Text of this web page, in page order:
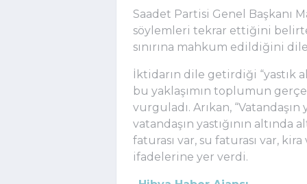
Saadet Partisi Genel Başkanı
söylemleri tekrar ettiğini
sınırına mahkum edildiğini
İktidarın dile getirdiği “yastık
bu yaklaşımın toplumun
vurguladı. Arıkan, “Vatandaşın
vatandaşın yastığının altında
faturası var, su faturası var,
ifadelerine yer verdi.